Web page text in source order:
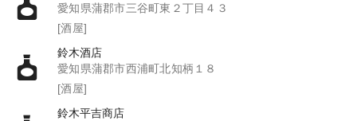
愛知県蒲郡市三谷町東２丁目４３
[酒屋]
鈴木酒店
愛知県蒲郡市西浦町北知柄１８
[酒屋]
鈴木平吉商店